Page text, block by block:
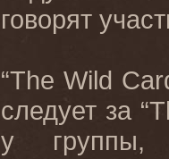
говорят
“The Wild
следует за
у группы,